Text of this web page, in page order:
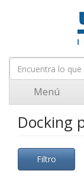
Menú
Docking
Filtro